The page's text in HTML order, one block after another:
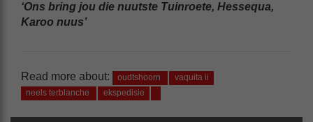
‘Ons bring jou die nuutste Tuinroete, Hessequa,
Karoo nuus’
Read more about: oudtshoorn
vaquita ii
neels terblanche
ekspedisie